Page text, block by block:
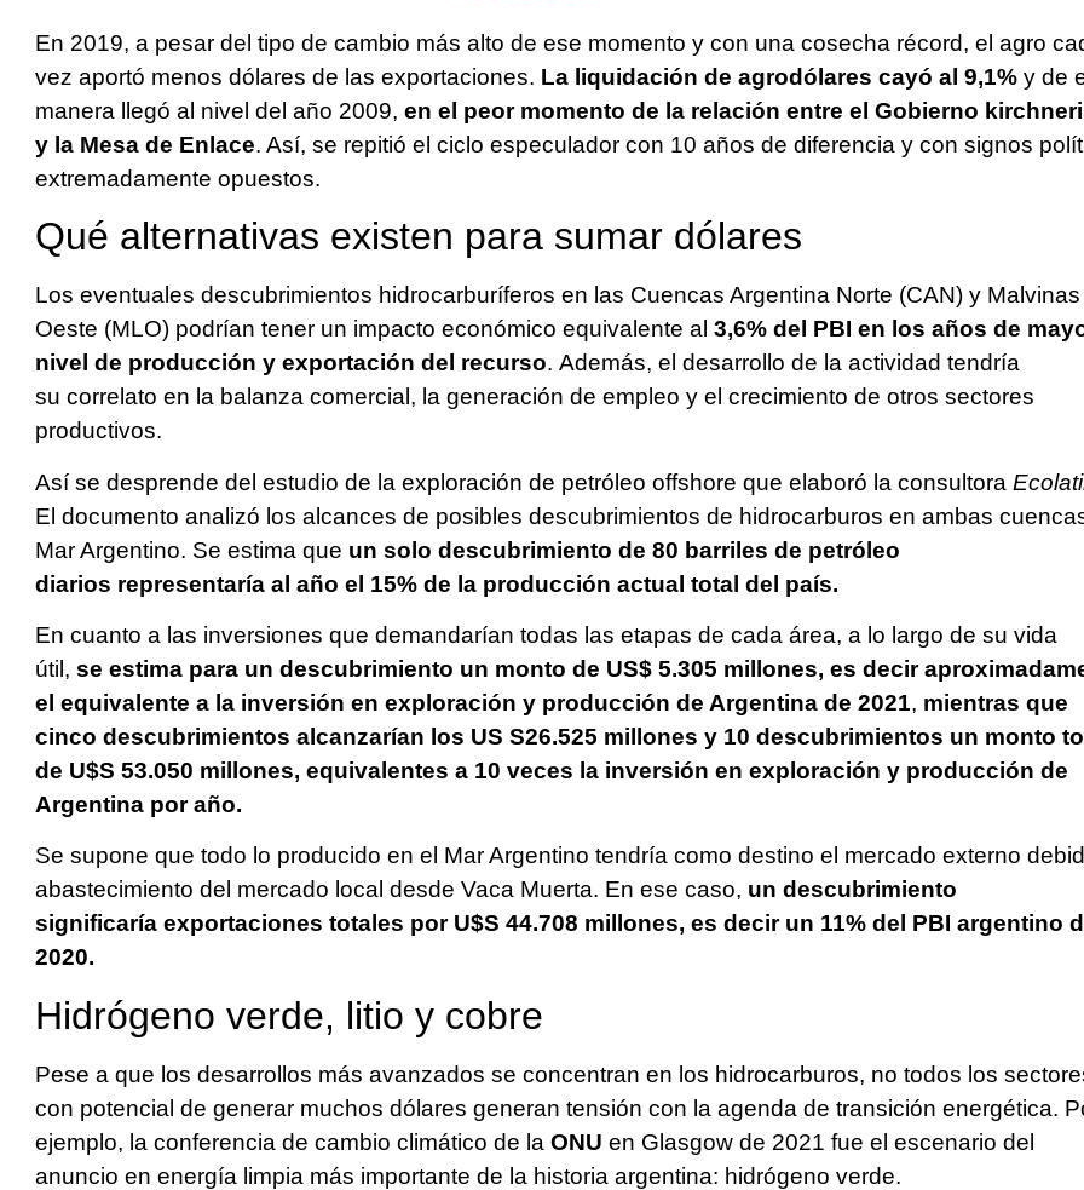
En 2019, a pesar del tipo de cambio más alto de ese momento y con una cosecha récord, el agro
vez aportó menos dólares de las exportaciones. La liquidación de agrodólares cayó al 9,1% y de
manera llegó al nivel del año 2009, en el peor momento de la relación entre el Gobierno
y la Mesa de Enlace. Así, se repitió el ciclo especulador con 10 años de diferencia y con signos
extremadamente opuestos.
Qué alternativas existen para sumar dólares
Los eventuales descubrimientos hidrocarburíferos en las Cuencas Argentina Norte (CAN) y Malvinas
Oeste (MLO) podrían tener un impacto económico equivalente al 3,6% del PBI en los años de
nivel de producción y exportación del recurso. Además, el desarrollo de la actividad tendría
su correlato en la balanza comercial, la generación de empleo y el crecimiento de otros sectores
productivos.
Así se desprende del estudio de la exploración de petróleo offshore que elaboró la consultora
El documento analizó los alcances de posibles descubrimientos de hidrocarburos en ambas
Mar Argentino. Se estima que un solo descubrimiento de 80 barriles de petróleo
diarios representaría al año el 15% de la producción actual total del país.
En cuanto a las inversiones que demandarían todas las etapas de cada área, a lo largo de su vida
útil, se estima para un descubrimiento un monto de US$ 5.305 millones, es decir
el equivalente a la inversión en exploración y producción de Argentina de 2021, mientras que
cinco descubrimientos alcanzarían los US S26.525 millones y 10 descubrimientos un monto
de U$S 53.050 millones, equivalentes a 10 veces la inversión en exploración y producción de
Argentina por año.
Se supone que todo lo producido en el Mar Argentino tendría como destino el mercado externo
abastecimiento del mercado local desde Vaca Muerta. En ese caso, un descubrimiento
significaría exportaciones totales por U$S 44.708 millones, es decir un 11% del PBI argentino
2020.
Hidrógeno verde, litio y cobre
Pese a que los desarrollos más avanzados se concentran en los hidrocarburos, no todos los
con potencial de generar muchos dólares generan tensión con la agenda de transición energética.
ejemplo, la conferencia de cambio climático de la ONU en Glasgow de 2021 fue el escenario del
anuncio en energía limpia más importante de la historia argentina: hidrógeno verde.